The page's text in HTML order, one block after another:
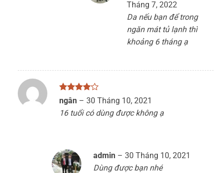
Tháng 7, 2022
Da nếu bạn để trong
ngăn mát tủ lạnh thì
khoảng 6 tháng ạ
Được
xếp hạng
45 sao
ngân – 30 Tháng 10, 2021
16 tuổi có dùng được không ạ
admin – 30 Tháng 10, 2021
Dùng được bạn nhé